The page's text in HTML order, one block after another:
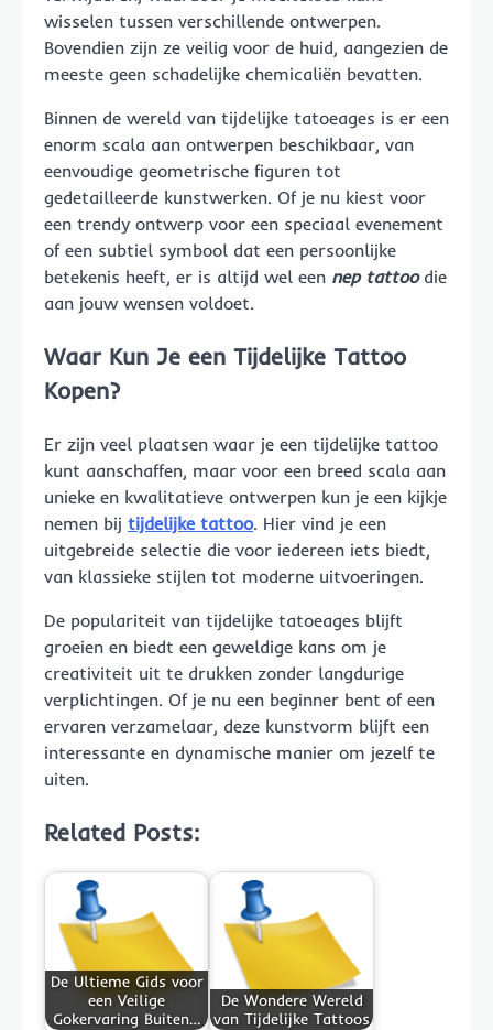
wisselen tussen verschillende ontwerpen.
Bovendien zijn ze veilig voor de huid, aangezien de
meeste geen schadelijke chemicaliën bevatten.
Binnen de wereld van tijdelijke tatoeages is er een
enorm scala aan ontwerpen beschikbaar, van
eenvoudige geometrische figuren tot
gedetailleerde kunstwerken. Of je nu kiest voor
een trendy ontwerp voor een speciaal evenement
of een subtiel symbool dat een persoonlijke
betekenis heeft, er is altijd wel een nep tattoodie
aan jouw wensen voldoet.
Waar Kun Je een Tijdelijke Tattoo
Kopen?
Er zijn veel plaatsen waar je een tijdelijke tattoo
kunt aanschaffen, maar voor een breed scala aan
unieke en kwalitatieve ontwerpen kun je een kijkje
nemen bij tijdelijke tattoo. Hier vind je een
uitgebreide selectie die voor iedereen iets biedt,
van klassieke stijlen tot moderne uitvoeringen.
De populariteit van tijdelijke tatoeages blijft
groeien en biedt een geweldige kans om je
creativiteit uit te drukken zonder langdurige
verplichtingen. Of je nu een beginner bent of een
ervaren verzamelaar, deze kunstvorm blijft een
interessante en dynamische manier om jezelf te
uiten.
Related Posts:
De Ultieme Gids voor
een Veilige
Gokervaring Buiten…
De Wondere Wereld
van Tijdelijke Tattoos